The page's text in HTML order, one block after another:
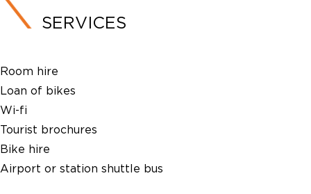
SERVICES
Room hire
Loan of bikes
Wi-fi
Tourist brochures
Bike hire
Airport or station shuttle bus